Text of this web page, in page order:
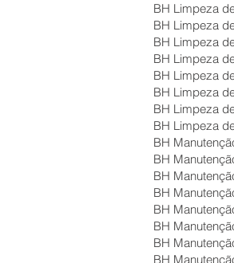
BH Limpeza
BH Limpeza
BH Limpeza
BH Limpeza
BH Limpeza
BH Limpeza
BH Limpeza
BH Limpeza
BH
BH
BH
BH
BH
BH
BH
BH